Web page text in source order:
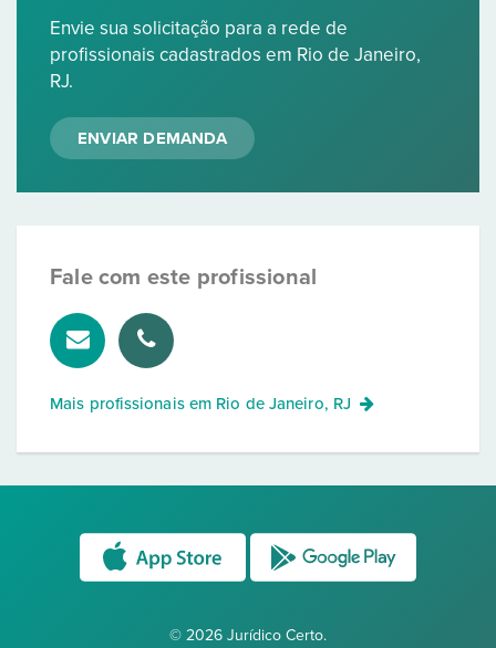
Envie sua solicitação para a rede de
profissionais cadastrados em Rio de Janeiro,
RJ.
ENVIAR DEMANDA
Fale com este profissional
Mais profissionais em Rio de Janeiro, RJ
© 2026 Jurídico Certo.